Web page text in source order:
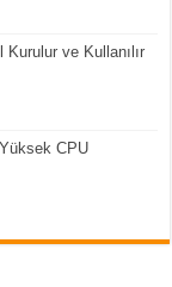
Kurulur ve Kullanılır
CPU